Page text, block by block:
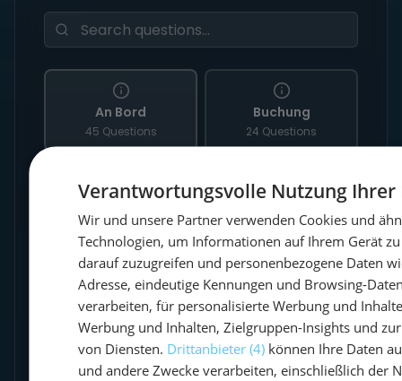
An Bord
45 Questions
Buchung
24 Questions
Vorbereitung
11 Questions
Gibt es Flottillen?
Wie viele Seemeilen segelt man in
einer Woche?
Verantwortungsvolle Nutzung Ihrer
Wir und unsere Partner verwenden Cookies und
Technologien, um Informationen auf Ihrem Gerät
darauf zuzugreifen und personenbezogene Daten
Adresse, eindeutige Kennungen und Browsing-
verarbeiten, für personalisierte Werbung und
Werbung und Inhalten, Zielgruppen-Insights und
von Diensten. Drittanbieter (4)können Ihre Daten
und andere Zwecke verarbeiten, einschließlich der